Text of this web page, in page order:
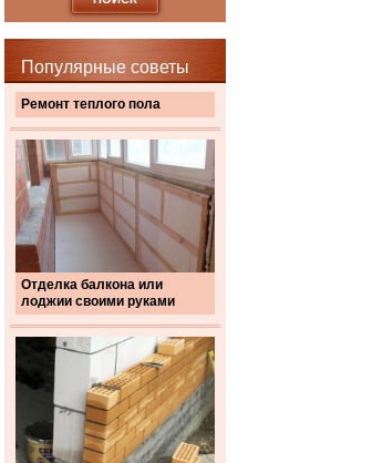
Популярные советы
Ремонт теплого пола
Отделка балкона или
лоджии своими руками